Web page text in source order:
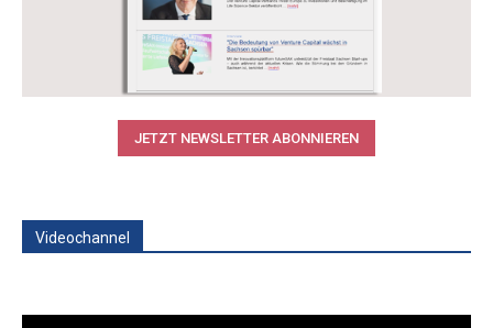
JETZT NEWSLETTER ABONNIEREN
Videochannel